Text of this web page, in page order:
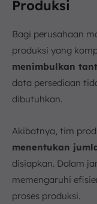
Produksi
Bagi perusahaan
produksi yang
menimbulkan
data persediaan
dibutuhkan.
Akibatnya, tim
menentukan
disiapkan. Dalam
memengaruhi
proses produksi.